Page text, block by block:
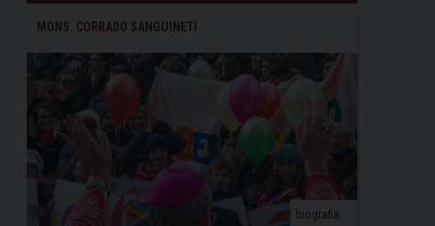
MONS. CORRADO SANGUINETI
biografia